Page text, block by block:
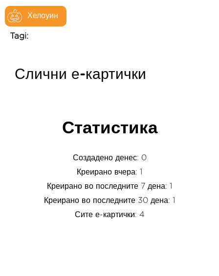
Хелоуин
Tagi:
Слични е-картички
Статистика
Создадено денес: 0
Креирано вчера: 1
Креирано во последните 7 дена: 1
Креирано во последните 30 дена: 1
Сите е-картички: 4